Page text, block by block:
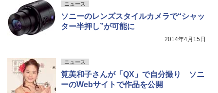
ニュース
ソニーのレンズスタイルカメラで“シャッ
ター半押し”が可能に
2014年4月15日
ニュース
筧美和子さんが「QX」で自分撮り ソニ
ーのWebサイトで作品を公開